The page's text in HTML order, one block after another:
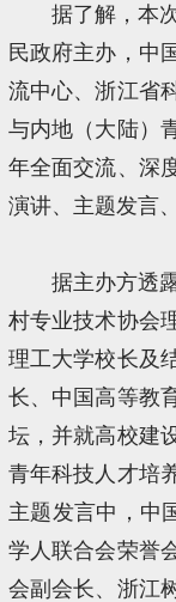
据了解，本
民政府主办，中
流中心、浙江省
与内地（大陆）
年全面交流、深
演讲、主题发言
据主办方透
村专业技术协会
理工大学校长及
长、中国高等教
坛，并就高校建
青年科技人才培
主题发言中，中
学人联合会荣誉
会副会长、浙江